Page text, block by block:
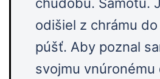
odišiel z chrámu
púšť. Aby poznal
svojmu vnúronému